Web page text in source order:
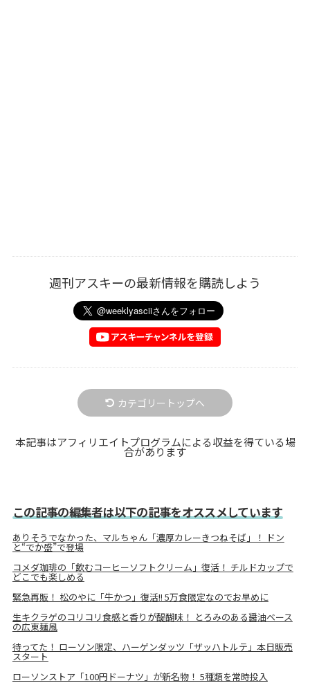
週刊アスキーの最新情報を購読しよう
カテゴリートップへ
本記事はアフィリエイトプログラムによる収益を得ている場
合があります
この記事の編集者は以下の記事をオススメしています
ありそうでなかった、マルちゃん「濃厚カレーきつねそば」！ ドン
と“でか盛”で登場
コメダ珈琲の「飲むコーヒーソフトクリーム」復活！ チルドカップで
どこでも楽しめる
緊急再販！ 松のやに「牛かつ」復活!! 5万食限定なのでお早めに
生キクラゲのコリコリ食感と香りが醍醐味！ とろみのある醤油ベース
の広東麺風
待ってた！ ローソン限定、ハーゲンダッツ「ザッハトルテ」本日販売
スタート
ローソンストア「100円ドーナツ」が新名物！ 5種類を常時投入